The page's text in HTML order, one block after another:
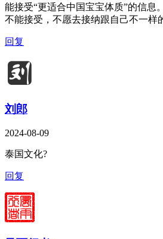
能接受“更适合中国宝宝体质”的信息
不能接受，不愿去接纳跟自己不一样
回复
刘郎
2024-08-09
泰国文化?
回复